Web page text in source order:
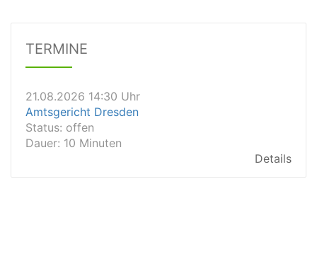
TERMINE
21.08.2026 14:30 Uhr
Status:offen
Dauer: 10 Minuten
21.08.2026 14:20 Uhr